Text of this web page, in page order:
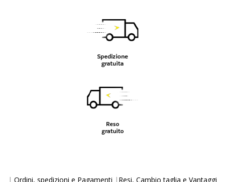
| Ordini, spedizioni e Pagamenti | Resi, Cambio taglia e Vantaggi